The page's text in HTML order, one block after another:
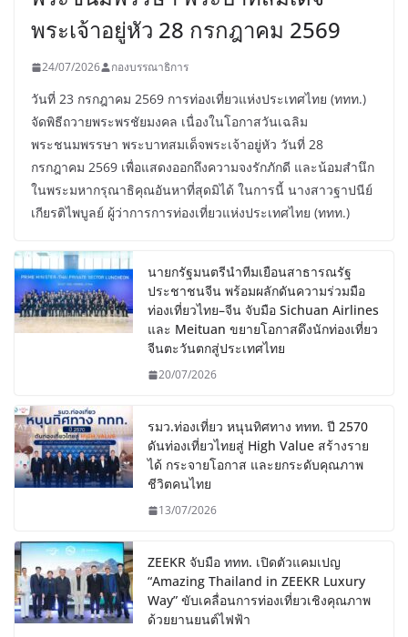
พระเจ้าอยู่หัว 28 กรกฎาคม 2569
24/07/2026 กองบรรณาธิการ
วันที่ 23 กรกฎาคม 2569 การท่องเที่ยวแห่งประเทศไทย (ททท.)
จัดพิธีถวายพระพรชัยมงคล เนื่องในโอกาสวันเฉลิม
พระชนมพรรษา พระบาทสมเด็จพระเจ้าอยู่หัว วันที่ 28
กรกฎาคม 2569 เพื่อแสดงออกถึงความจงรักภักดี และน้อมสำนึก
ในพระมหากรุณาธิคุณอันหาที่สุดมิได้ ในการนี้ นางสาวฐาปนีย์
เกียรติไพบูลย์ ผู้ว่าการการท่องเที่ยวแห่งประเทศไทย (ททท.)
นายกรัฐมนตรีนำทีมเยือนสาธารณรัฐ
ประชาชนจีน พร้อมผลักดันความร่วมมือ
ท่องเที่ยวไทย–จีน จับมือ Sichuan Airlines
และ Meituan ขยายโอกาสดึงนักท่องเที่ยว
จีนตะวันตกสู่ประเทศไทย
20/07/2026
รมว.ท่องเที่ยว หนุนทิศทาง ททท. ปี 2570
ดันท่องเที่ยวไทยสู่ High Value สร้างราย
ได้ กระจายโอกาส และยกระดับคุณภาพ
ชีวิตคนไทย
13/07/2026
ZEEKR จับมือ ททท. เปิดตัวแคมเปญ
“Amazing Thailand in ZEEKR Luxury
Way” ขับเคลื่อนการท่องเที่ยวเชิงคุณภาพ
ด้วยยานยนต์ไฟฟ้า